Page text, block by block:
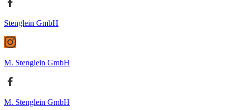
Stenglein GmbH
M. Stenglein GmbH
M. Stenglein GmbH